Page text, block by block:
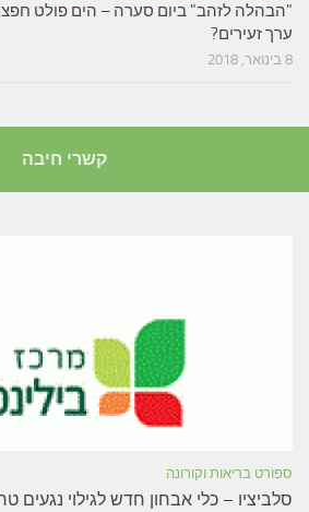
"הבהלה לזהב" ביום סערה – הים פולט
ערך זעירים?
8 בינואר, 2018
קשרי חיבה
ספורט בריאות וקורונה
סלביציו – כלי אבחון חדש לגילוי נגעים